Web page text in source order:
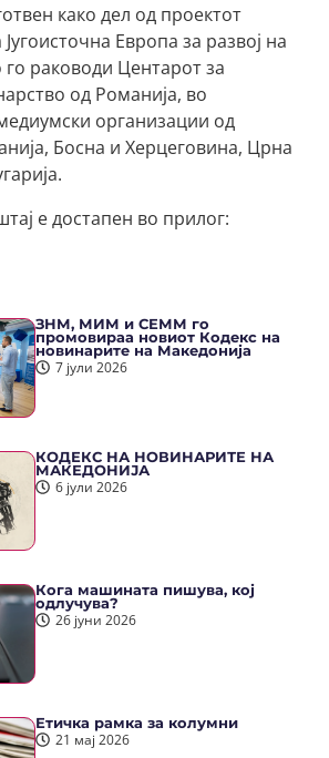
како дел од проектот
Европа за развој на
раководи Центарот за
од Романија, во
организации од
Босна и Херцеговина, Црна
е достапен во прилог:
ЗНМ, МИМ и СЕММ го
промовираа новиот Кодекс на
новинарите на Македонија
7 јули 2026
КОДЕКС НА НОВИНАРИТЕ НА
МАКЕДОНИЈА
6 јули 2026
Кога машината пишува, кој
одлучува?
26 јуни 2026
Етичка рамка за колумни
21 мај 2026